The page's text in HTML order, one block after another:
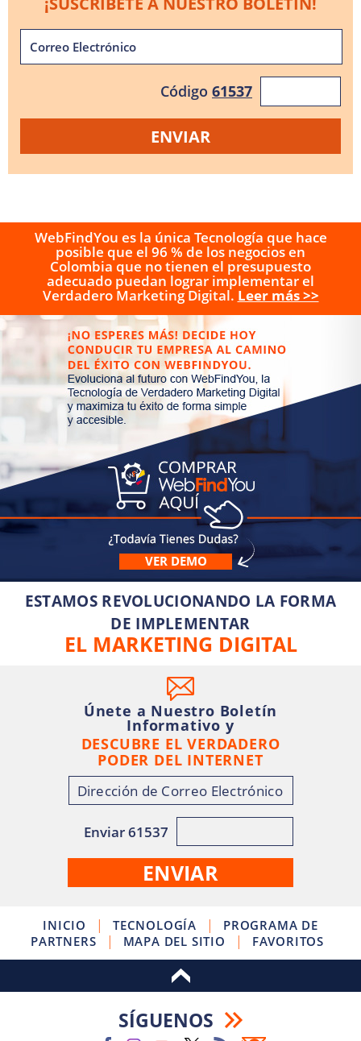
Código 61537
WebFindYou es la única Tecnología que hace
posible que el 96 % de los negocios en
Colombia que no tienen el presupuesto
adecuado puedan lograr implementar el
Verdadero Marketing Digital. Leer más >>
VER DEMO
ESTAMOS REVOLUCIONANDO LA FORMA
DE IMPLEMENTAR
EL MARKETING DIGITAL
Únete a Nuestro Boletín
Informativo y
DESCUBRE EL VERDADERO
PODER DEL INTERNET
Enviar 61537
INICIO | TECNOLOGÍA |
PROGRAMA DE
PARTNERS
| MAPA DEL SITIO | FAVORITOS
SÍGUENOS